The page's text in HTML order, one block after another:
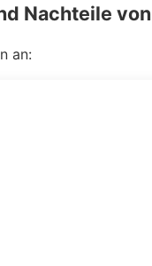
Nachteile
an: